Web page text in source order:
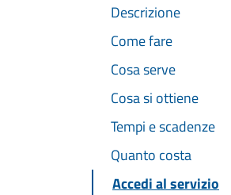
Descrizione
Come fare
Cosa serve
Cosa si ottiene
Tempi e scadenze
Quanto costa
Accedi al servizio